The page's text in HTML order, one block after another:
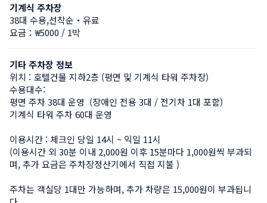
기계식 주차장
38대 수용,선착순・유료
요금：₩5000 / 1박
기타 주차장 정보
위치 : 호텔건물 지하2층 (평면 및 기계식 타워 주차장)
수용대수:
평면 주차 38대 운영  (장애인 전용 3대 / 전기차 1대 포함)
기계식 타워 주차 60대 운영
이용시간 : 체크인 당일 14시 ~ 익일 11시
(이용시간 외 30분 이내 2,000원 이후 15분마다 1,000원씩 부과되
며, 추가 요금은 주차장정산기에서 직접 지불 )
주차는 객실당 1대만 가능하며, 추가 차량은 15,000원이 부과됩니